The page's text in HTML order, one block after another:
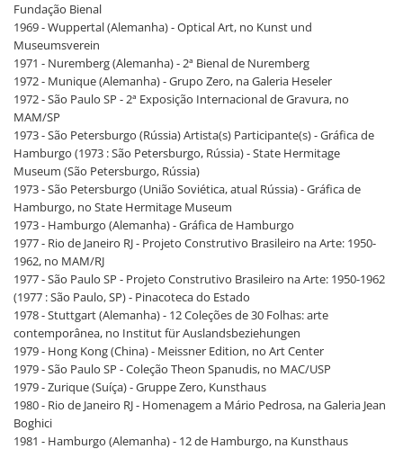
Fundação Bienal
1969 - Wuppertal (Alemanha) - Optical Art, no Kunst und
Museumsverein
1971 - Nuremberg (Alemanha) - 2ª Bienal de Nuremberg
1972 - Munique (Alemanha) - Grupo Zero, na Galeria Heseler
1972 - São Paulo SP - 2ª Exposição Internacional de Gravura, no
MAM/SP
1973 - São Petersburgo (Rússia) Artista(s) Participante(s) - Gráfica de
Hamburgo (1973 : São Petersburgo, Rússia) - State Hermitage
Museum (São Petersburgo, Rússia)
1973 - São Petersburgo (União Soviética, atual Rússia) - Gráfica de
Hamburgo, no State Hermitage Museum
1973 - Hamburgo (Alemanha) - Gráfica de Hamburgo
1977 - Rio de Janeiro RJ - Projeto Construtivo Brasileiro na Arte: 1950-
1962, no MAM/RJ
1977 - São Paulo SP - Projeto Construtivo Brasileiro na Arte: 1950-1962
(1977 : São Paulo, SP) - Pinacoteca do Estado
1978 - Stuttgart (Alemanha) - 12 Coleções de 30 Folhas: arte
contemporânea, no Institut für Auslandsbeziehungen
1979 - Hong Kong (China) - Meissner Edition, no Art Center
1979 - São Paulo SP - Coleção Theon Spanudis, no MAC/USP
1979 - Zurique (Suíça) - Gruppe Zero, Kunsthaus
1980 - Rio de Janeiro RJ - Homenagem a Mário Pedrosa, na Galeria Jean
Boghici
1981 - Hamburgo (Alemanha) - 12 de Hamburgo, na Kunsthaus